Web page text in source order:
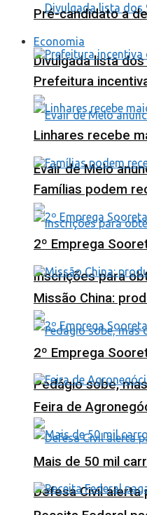
Divulgada lista
Evair de Melo
Inscrições para
Pedágio sobe,
Defesa Civil
Pré-candidato a
Economia
Prefeitura
Linhares recebe
Famílias podem
2º Emprega
Missão China:
2º Emprega
Feira de
Mais de 50 mil